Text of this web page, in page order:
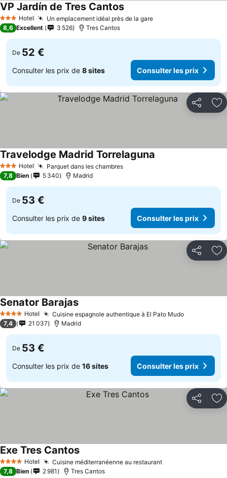
3 ÉtoilesHotel Un emplacement idéal près de la gareConsulter les prix
VP Jardín de Tres CantosConsulter les prix
8,6 Excellent 3 526 Tres Cantos
De 52 €
Consulter les prix de 8 sites Consulter les prix
Partager
3 ÉtoilesHotel Parquet dans les chambresConsulter les prix
Travelodge Madrid Torrelaguna
7,8 Bien 5 340 Madrid
De 53 €
Consulter les prix de 9 sites Consulter les prix
Partager
4 Étoiles Hotel Cuisine espagnole authentique à El Pato MudoConsulter
Senator BarajasConsulter les prix
7,4 21 037 Madrid
De 53 €
Consulter les prix de 16 sites Consulter les prix
Partager
4 Étoiles Hotel Cuisine méditerranéenne au restaurantConsulter les
Exe Tres CantosConsulter les prix
7,8 Bien 2 981 Tres Cantos